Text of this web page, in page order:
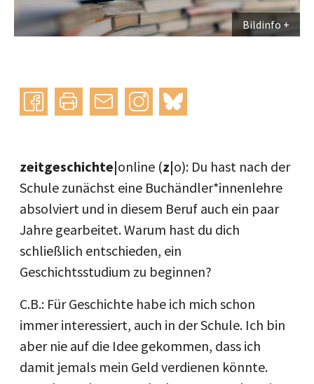
Bildinfo
Instagram
bluesky
zeitgeschichte|online (z|o): Du hast nach der
Schule zunächst eine Buchändler*innenlehre
absolviert und in diesem Beruf auch ein paar
Jahre gearbeitet. Warum hast du dich
schließlich entschieden, ein
Geschichtsstudium zu beginnen?
C.B.: Für Geschichte habe ich mich schon
immer interessiert, auch in der Schule. Ich bin
aber nie auf die Idee gekommen, dass ich
damit jemals mein Geld verdienen könnte.